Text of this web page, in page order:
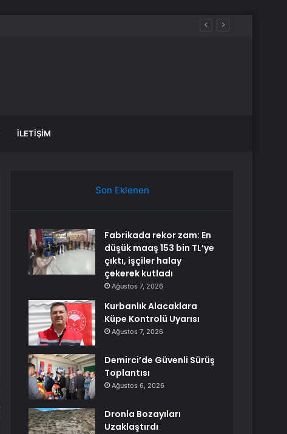
İLETIŞIM
Son Eklenen
Fabrikada rekor zam: En
düşük maaş 153 bin TL’ye
çıktı, işçiler halay
çekerek kutladı
Ağustos 7, 2026
Kurbanlık Alacaklara
Küpe Kontrolü Uyarısı
Ağustos 7, 2026
Demirci’de Güvenli Sürüş
Toplantısı
Ağustos 6, 2026
Dronla Bozayıları
Uzaklaştırdı